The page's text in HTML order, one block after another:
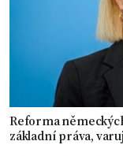
Reforma
základní práva,